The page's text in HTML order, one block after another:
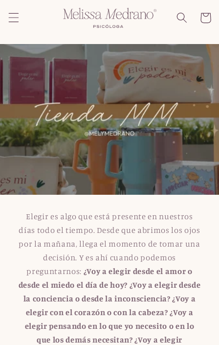
directamente
al contenido
Carrito
Elegir es algo que está presente en nuestros
días todo el tiempo. Desde que abrimos los ojos
por la mañana, llega el momento de tomar una
decisión. Y es ahí cuando podemos
preguntarnos: ¿Voy a elegir desde el amor o
desde el miedo el día de hoy? ¿Voy a elegir desde
la conciencia o desde la inconsciencia? ¿Voy a
elegir con el corazón o con la cabeza? ¿Voy a
elegir pensando en lo que yo necesito o en lo
que los demás necesitan? ¿Voy a elegir